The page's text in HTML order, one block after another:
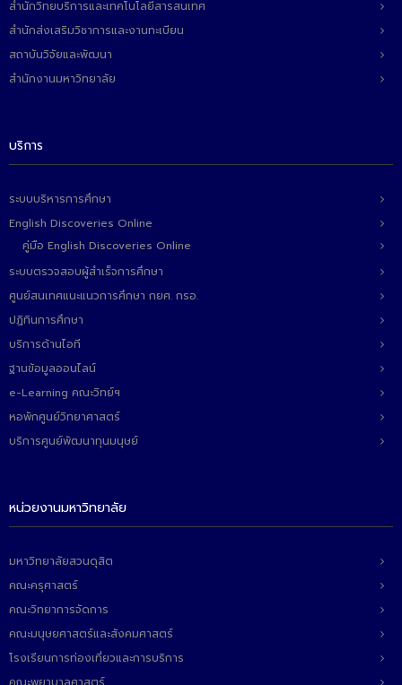
สำนักวิทยบริการและเทคโนโลยีสารสนเทศ
สำนักส่งเสริมวิชาการและงานทะเบียน
สถาบันวิจัยและพัฒนา
สำนักงานมหาวิทยาลัย
บริการ
ระบบบริหารการศึกษา
English Discoveries Online
คู่มือ English Discoveries Online
ระบบตรวจสอบผู้สำเร็จการศึกษา
ศูนย์สนเทศแนะแนวการศึกษา กยศ. กรอ.
ปฏิทินการศึกษา
บริการด้านไอที
ฐานข้อมูลออนไลน์
e-Learning คณะวิทย์ฯ
หอพักศูนย์วิทยาศาสตร์
บริการศูนย์พัฒนาทุนมนุษย์
หน่วยงานมหาวิทยาลัย
มหาวิทยาลัยสวนดุสิต
คณะครุศาสตร์
คณะวิทยาการจัดการ
คณะมนุษยศาสตร์และสังคมศาสตร์
โรงเรียนการท่องเที่ยวและการบริการ